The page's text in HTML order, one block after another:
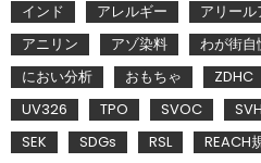
インド
アレルギー アリール
アニリン
アゾ染料 わが街自
におい分析
おもちゃ ZDHC
UV326
TPO SVOC
SEK
SDGs RSL REACH